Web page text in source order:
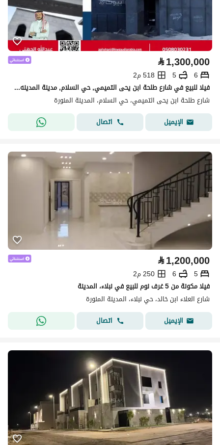
⃁1,300,000
6
5
518 م2
فيلا للبيع في شارع طلحة ابن يحى التميمي, حي السلام, مدينة المدينه المنوره, منطقة المدينة المنورة
شارع طلحة ابن يحى التميمي، حي السلام، المدينة المنورة
الإيميل
اتصال
⃁1,200,000
5
6
250 م2
فيلا مكونة من 5 غرف نوم للبيع في نبلاء، المدينة
شارع العلاء ابن خالد، حي نبلاء، المدينة المنورة
الإيميل
اتصال